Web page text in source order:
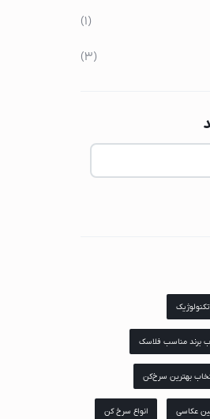
(1)
(3)
برند مناسب فلاسک
بهترین سرخ‌کن
عکاسی انواع سرخ کن